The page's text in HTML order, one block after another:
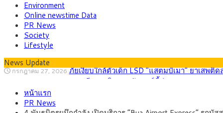
Environment
Online newstime Data
PR News
Society
Lifestyle
News Update
กรกฎาคม 27, 2026 กรุงศรี คาดเงินบาทสัปดาห์นี้ (27–31 ก.ค.
สิงหาคม 4, 2026
สิงหาคม 3, 2026
หน้าแรก
PR News